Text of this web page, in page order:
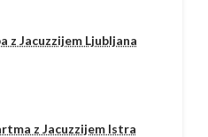
z Jacuzzijem Ljubljana
z Jacuzzijem Istra